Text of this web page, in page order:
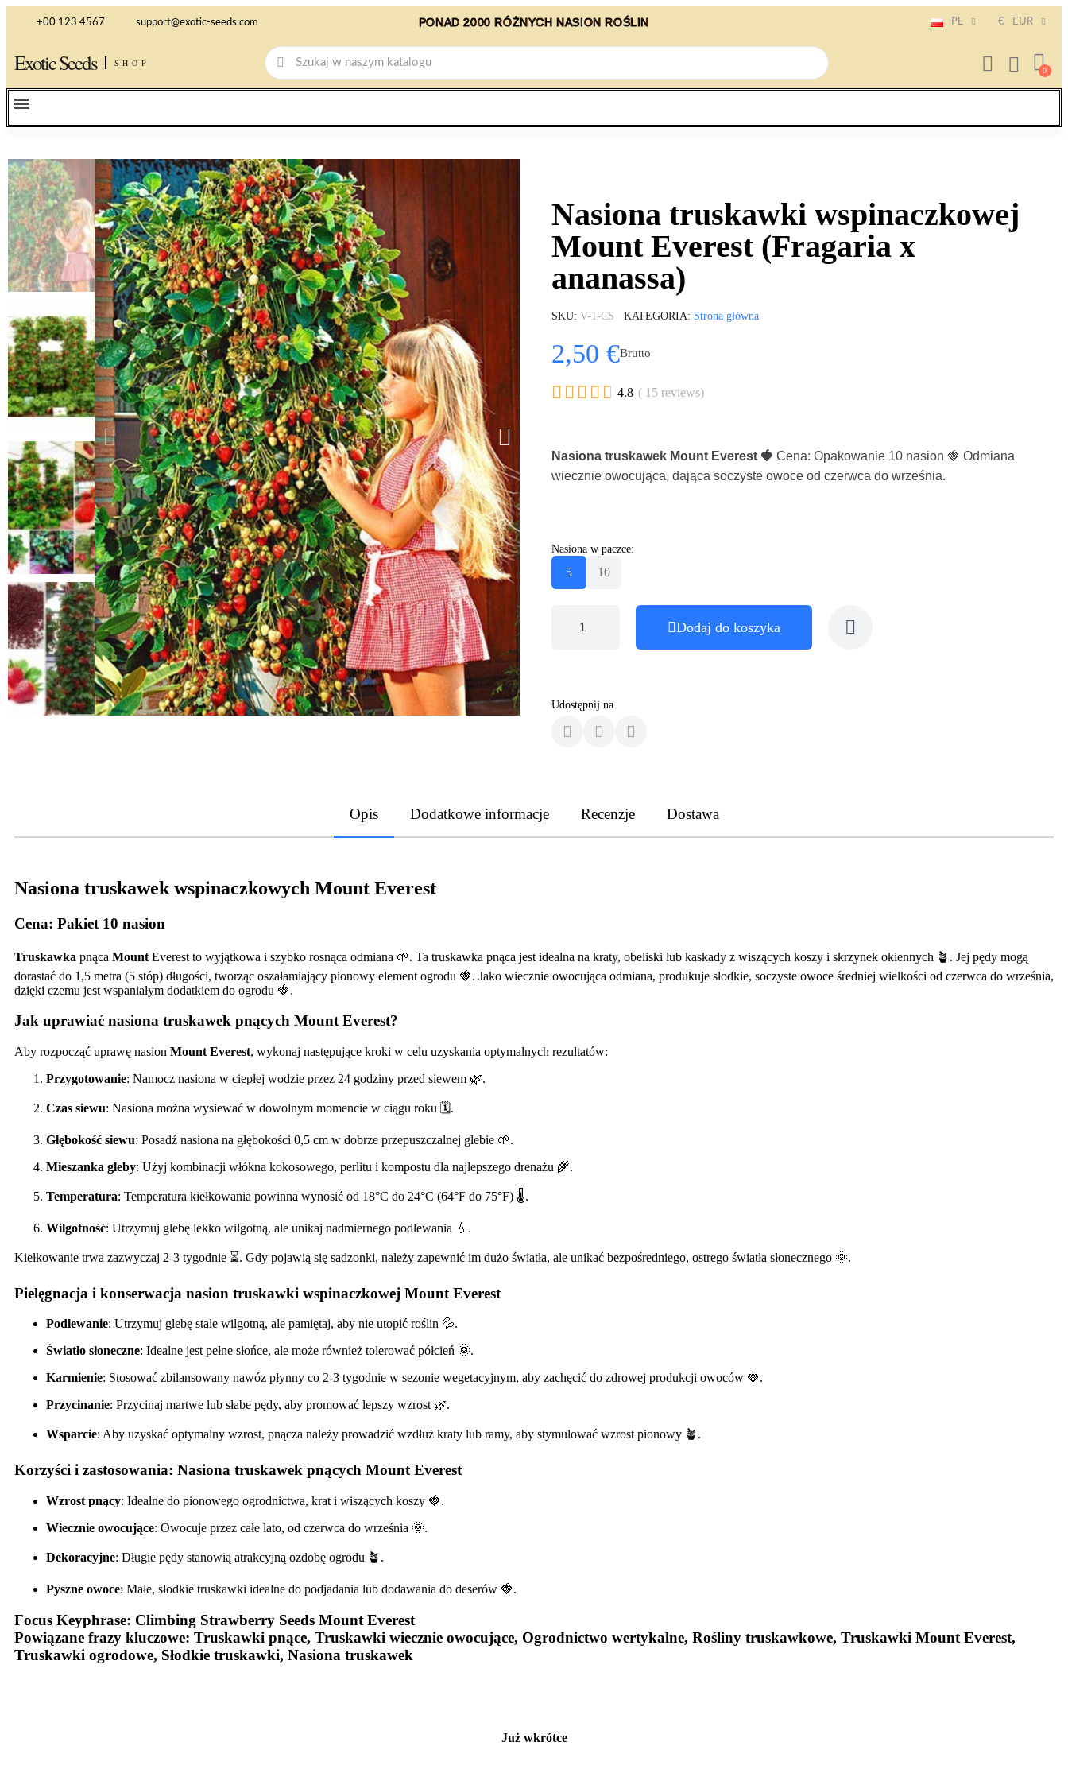
+00 123 4567 support@exotic-seeds.com PONAD 2000 RÓŻNYCH NASION ROŚLIN PL € EUR
Exotic Seeds SHOP
Nasiona truskawki wspinaczkowej
Mount Everest (Fragaria x
ananassa)
SKU V-1-CS KATEGORIA Strona główna
2,50 €Brutto
     4.8 ( 15 reviews)
Nasiona truskawek Mount Everest 🍓 Cena: Opakowanie 10 nasion 🍓 Odmiana
wiecznie owocująca, dająca soczyste owoce od czerwca do września.
Nasiona w paczce:
5 10
Dodaj do koszyka
Udostępnij na
Opis Dodatkowe informacje Recenzje Dostawa
Nasiona truskawek wspinaczkowych Mount Everest
Cena: Pakiet 10 nasion
Truskawka pnąca Mount Everest to wyjątkowa i szybko rosnąca odmiana 🌱. Ta truskawka pnąca jest idealna na kraty, obeliski lub kaskady z wiszących koszy i skrzynek okiennych 🪴. Jej pędy mogą
dorastać do 1,5 metra (5 stóp) długości, tworząc oszałamiający pionowy element ogrodu 🍓. Jako wiecznie owocująca odmiana, produkuje słodkie, soczyste owoce średniej wielkości od czerwca do września,
dzięki czemu jest wspaniałym dodatkiem do ogrodu 🍓.
Jak uprawiać nasiona truskawek pnących Mount Everest?
Aby rozpocząć uprawę nasion Mount Everest, wykonaj następujące kroki w celu uzyskania optymalnych rezultatów:
Przygotowanie: Namocz nasiona w ciepłej wodzie przez 24 godziny przed siewem 🌿.
Czas siewu: Nasiona można wysiewać w dowolnym momencie w ciągu roku 🗓️.
Głębokość siewu: Posadź nasiona na głębokości 0,5 cm w dobrze przepuszczalnej glebie 🌱.
Mieszanka gleby: Użyj kombinacji włókna kokosowego, perlitu i kompostu dla najlepszego drenażu 🌾.
Temperatura: Temperatura kiełkowania powinna wynosić od 18°C do 24°C (64°F do 75°F) 🌡️.
Wilgotność: Utrzymuj glebę lekko wilgotną, ale unikaj nadmiernego podlewania 💧.
Kiełkowanie trwa zazwyczaj 2-3 tygodnie ⏳. Gdy pojawią się sadzonki, należy zapewnić im dużo światła, ale unikać bezpośredniego, ostrego światła słonecznego 🌞.
Pielęgnacja i konserwacja nasion truskawki wspinaczkowej Mount Everest
Podlewanie: Utrzymuj glebę stale wilgotną, ale pamiętaj, aby nie utopić roślin 💦.
Światło słoneczne: Idealne jest pełne słońce, ale może również tolerować półcień 🌞.
Karmienie: Stosować zbilansowany nawóz płynny co 2-3 tygodnie w sezonie wegetacyjnym, aby zachęcić do zdrowej produkcji owoców 🍓.
Przycinanie: Przycinaj martwe lub słabe pędy, aby promować lepszy wzrost 🌿.
Wsparcie: Aby uzyskać optymalny wzrost, pnącza należy prowadzić wzdłuż kraty lub ramy, aby stymulować wzrost pionowy 🪴.
Korzyści i zastosowania: Nasiona truskawek pnących Mount Everest
Wzrost pnący: Idealne do pionowego ogrodnictwa, krat i wiszących koszy 🍓.
Wiecznie owocujące: Owocuje przez całe lato, od czerwca do września 🌞.
Dekoracyjne: Długie pędy stanowią atrakcyjną ozdobę ogrodu 🪴.
Pyszne owoce: Małe, słodkie truskawki idealne do podjadania lub dodawania do deserów 🍓.
Focus Keyphrase: Climbing Strawberry Seeds Mount Everest
Powiązane frazy kluczowe: Truskawki pnące, Truskawki wiecznie owocujące, Ogrodnictwo wertykalne, Rośliny truskawkowe, Truskawki Mount Everest,
Truskawki ogrodowe, Słodkie truskawki, Nasiona truskawek
Już wkrótce